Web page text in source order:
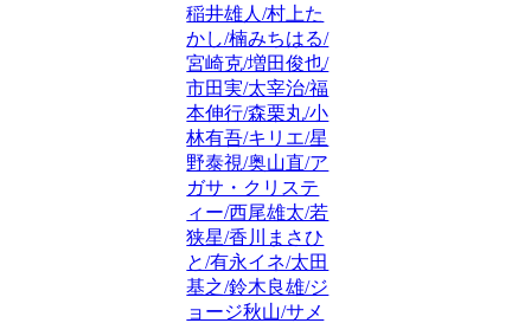
稲井雄人/村上た
かし/楠みちはる/
宮崎克/増田俊也/
市田実/太宰治/福
本伸行/森栗丸/小
林有吾/キリエ/星
野泰視/奥山直/ア
ガサ・クリステ
ィー/西尾雄太/若
狭星/香川まさひ
と/有永イネ/太田
基之/鈴木良雄/ジ
ョージ秋山/サメ